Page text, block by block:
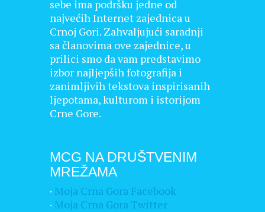
sebe ima podršku jedne od
najvećih Internet zajednica u
Crnoj Gori. Zahvaljujući saradnji
sa članovima ove zajednice, u
prilici smo da vam predstavimo
izbor najljepših fotografija i
zanimljivih tekstova inspirisanih
ljepotama, kulturom i istorijom
Crne Gore.
MCG NA DRUŠTVENIM
MREŽAMA
· Moja Crna Gora Facebook
· Moja Crna Gora Twitter